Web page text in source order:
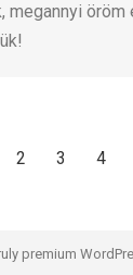
megannyi öröm
2 3 4
premium